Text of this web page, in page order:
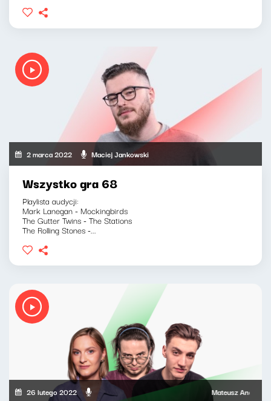
2 marca 2022 Maciej Jankowski
Wszystko gra 68
Playlista audycji:
Mark Lanegan - Mockingbirds
The Gutter Twins - The Stations
The Rolling Stones -...
26 lutego 2022 Mateusz